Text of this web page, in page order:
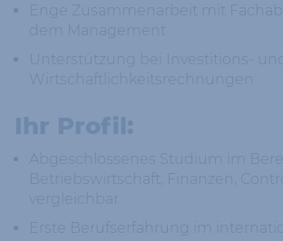
Enge Zusammenarbeit mit
Unterstützung bei Investitions- und
Wirtschaftlichkeitsrechnungen
Ihr Profil:
Abgeschlossenes Studium im
Erste Berufserfahrung im